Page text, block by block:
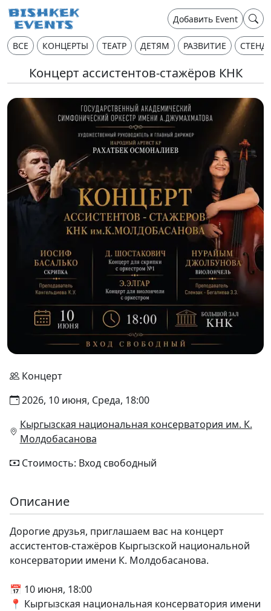
Добавить Event
ВСЕ КОНЦЕРТЫ ТЕАТР ДЕТЯМ РАЗВИТИЕ
Концерт ассистентов-стажёров КНК
Концерт
2026, 10 июня, Среда, 18:00
Кыргызская национальная консерватория им. К.
Молдобасанова
Стоимость: Вход свободный
Описание
Дорогие друзья, приглашаем вас на концерт
ассистентов-стажёров Кыргызской национальной
консерватории имени К. Молдобасанова.
📅 10 июня, 18:00
📍 Кыргызская национальная консерватория имени